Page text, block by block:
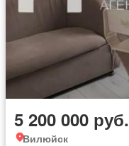
5 200 000 руб.
Вилюйск